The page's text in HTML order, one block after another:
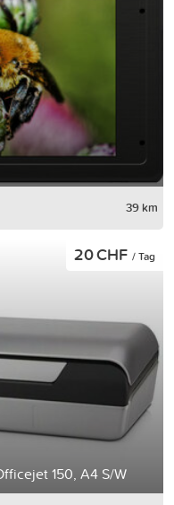
39 km
150, A4 S/W
20 CHF / Tag